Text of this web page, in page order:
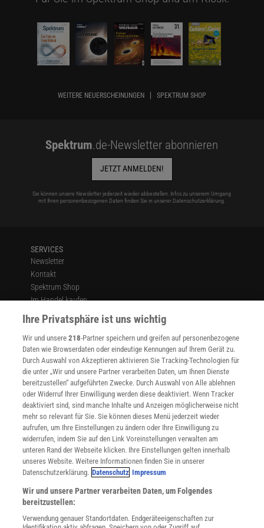
WEITERE NEUERSCHEINUNGEN SPEKTRUM SHOP
Spektrum.de-Newsletter abonnieren
JETZT ANMELDEN!
Sie können unsere Newsletter jederzeit wieder abbestellen. Infos zu unserem Umgang
mit Ihren personenbezogenen Daten finden Sie in unserer Datenschutzerklärung.
SERVICES
Newsletter
Kontakt
Spektrum Shop
Im Handel kaufen
Presse
Verträge kündigen
Widerruf
INFO
Mediadaten
Datenschutz
Nutzungsbedingungen
Cookie-Einstellungen
Utiq verwalten
Nutzungsbasierte Onlinewerbung
Alle Artikel
Impressum
Angebote für Schulen
Angebote für Institutionen
Sprachen lernen mit Gymglish
Ihre Privatsphäre ist uns wichtig
Wir und unsere218-Partner speichern und greifen auf personenbezogene
Daten wie Browserdaten oder eindeutige Kennungen auf Ihrem Gerät zu.
Durch Auswahl von Akzeptieren aktivieren Sie Tracking-Technologien für
die unter „Wir und unsere Partner verarbeiten Daten, um Ihnen Dienste
bereitzustellen“ aufgeführten Zwecke. Durch Auswahl von Alle ablehnen
oder Widerruf Ihrer Einwilligung werden diese deaktiviert. Wenn Tracker
deaktiviert sind, sind manche Inhalte und Anzeigen möglicherweise nicht
mehr so relevant für Sie. Sie können dieses Menü jederzeit wieder
aufrufen, um Ihre Einstellungen zu ändern oder Ihre Einwilligung zu
widerrufen, indem Sie auf den Link Voreinstellungen verwalten am
unteren Rand der Webseite klicken. Ihre Einstellungen gelten innerhalb
unseres Website. Weitere Informationen finden Sie in unserer
Datenschutzerklärung. Datenschutz Impressum
Wir und unsere Partner verarbeiten Daten, um Folgendes
bereitzustellen:
Verwendung genauer Standortdaten. Endgeräteeigenschaften zur